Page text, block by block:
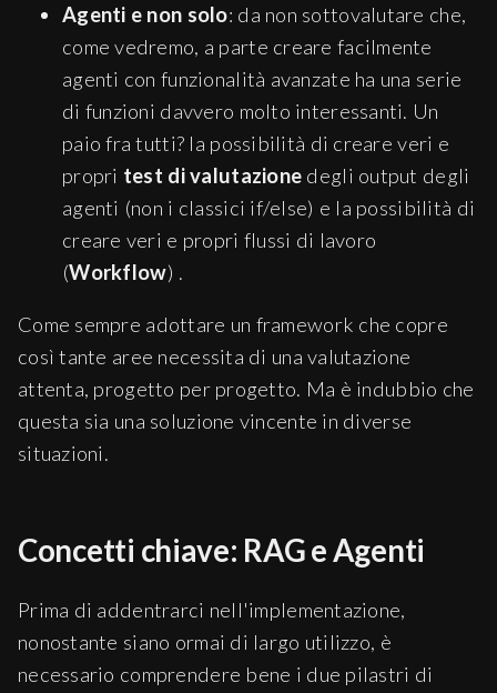
Agenti e non solo: da non sottovalutare che,
come vedremo, a parte creare facilmente
agenti con funzionalità avanzate ha una serie
di funzioni davvero molto interessanti. Un
paio fra tutti? la possibilità di creare veri e
propri test di valutazione degli output degli
agenti (non i classici if/else) e la possibilità di
creare veri e propri flussi di lavoro
(Workflow) .
Come sempre adottare un framework che copre
così tante aree necessita di una valutazione
attenta, progetto per progetto. Ma è indubbio che
questa sia una soluzione vincente in diverse
situazioni.
Concetti chiave: RAG e Agenti
Prima di addentrarci nell'implementazione,
nonostante siano ormai di largo utilizzo, è
necessario comprendere bene i due pilastri di